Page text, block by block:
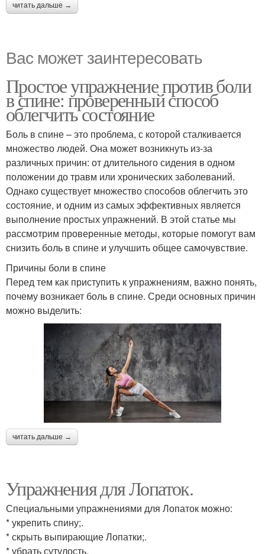
читать дальше →
Вас может заинтересовать
Простое упражнение против боли
в спине: проверенный способ
облегчить состояние
Боль в спине – это проблема, с которой сталкивается
множество людей. Она может возникнуть из-за
различных причин: от длительного сидения в одном
положении до травм или хронических заболеваний.
Однако существует множество способов облегчить это
состояние, и одним из самых эффективных является
выполнение простых упражнений. В этой статье мы
рассмотрим проверенные методы, которые помогут вам
снизить боль в спине и улучшить общее самочувствие.
Причины боли в спине
Перед тем как приступить к упражнениям, важно понять,
почему возникает боль в спине. Среди основных причин
можно выделить:
читать дальше →
Упражнения для Лопаток.
Специальными упражнениями для Лопаток можно:
* укрепить спину;.
* скрыть выпирающие Лопатки;.
* убрать сутулость.